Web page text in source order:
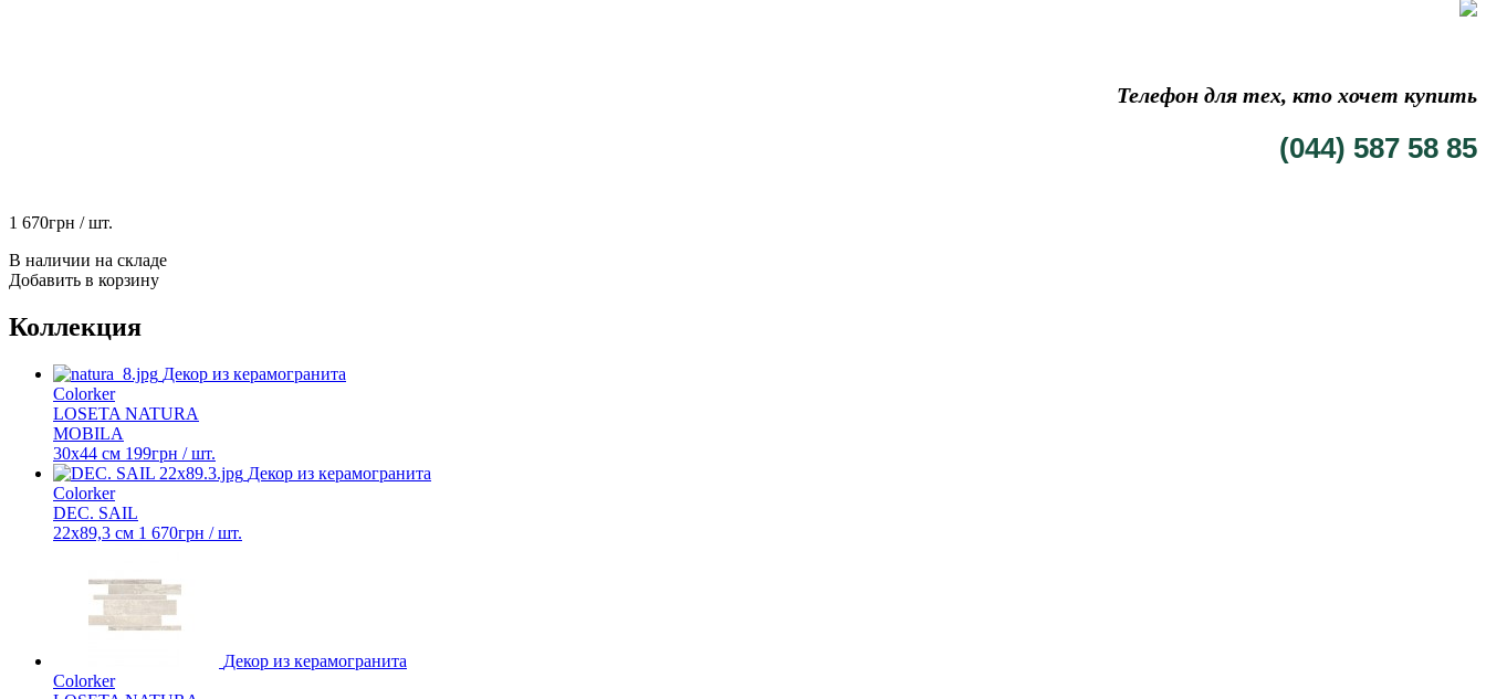
Телефон для тех, кто хочет купить
(044) 587 58 85
1 670грн / шт.
В наличии на складе
Добавить в корзину
Коллекция
Декор из керамогранита
Colorker
LOSETA NATURA
MOBILA
30x44 см 199грн / шт.
Декор из керамогранита
Colorker
DEC. SAIL
22x89,3 см 1 670грн / шт.
Декор из керамогранита
Colorker